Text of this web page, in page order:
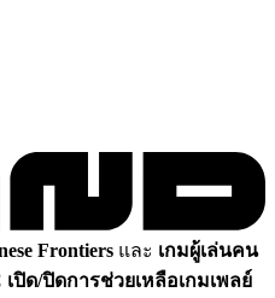
Frontiers และ เกมผู้เล่นคน
เปิด/ปิดการช่วยเหลือเกมเพลย์